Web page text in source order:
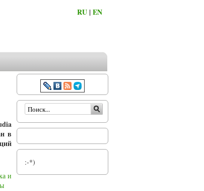
RU |EN
в
и
Форма поиска
:-*)